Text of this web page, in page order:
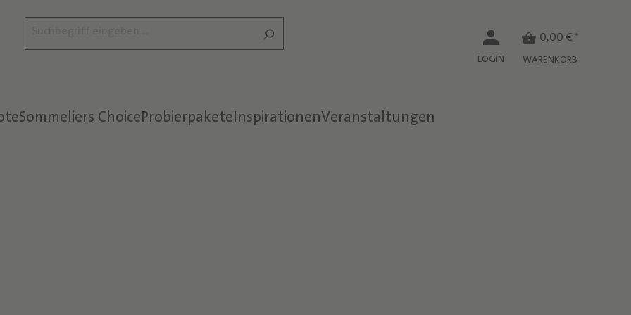
LOGIN
0,00 € *
WARENKORB
Sommeliers ChoiceProbierpaketeInspirationenVeranstaltungen